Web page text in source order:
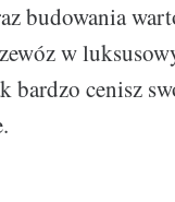
budowania
w
bardzo cenisz